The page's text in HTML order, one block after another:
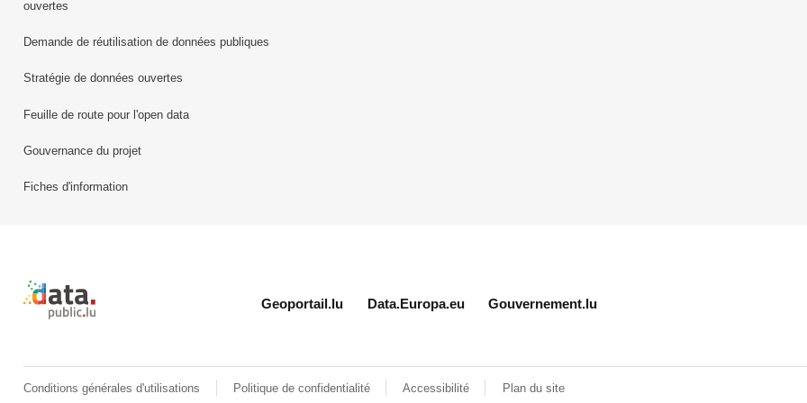
ouvertes
Demande de réutilisation de données publiques
Stratégie de données ouvertes
Feuille de route pour l'open data
Gouvernance du projet
Fiches d'information
Retour à l'accueil de data.public.lu
Geoportail.lu Data.Europa.eu Gouvernement.lu
Conditions générales d'utilisations Politique de confidentialité Accessibilité Plan du site